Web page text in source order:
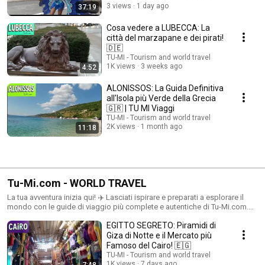
37:19
3 views
1 day ago
4:52
Cosa vedere a LUBECCA: La
città del marzapane e dei pirati!
🇩🇪
TU-MI - Tourism and world travel
1K views
3 weeks ago
11:18
ALONISSOS: La Guida Definitiva
all'Isola più Verde della Grecia
🇬🇷 | TU MI Viaggi
TU-MI - Tourism and world travel
2K views
1 month ago
Tu-Mi.com - WORLD TRAVEL
La tua avventura inizia qui! ✈️ Lasciati ispirare e preparati a esplorare il
mondo con le guide di viaggio più complete e autentiche di Tu-Mi.com.
EGITTO SEGRETO: Piramidi di
Giza di Notte e il Mercato più
Famoso del Cairo! 🇪🇬
TU-MI - Tourism and world travel